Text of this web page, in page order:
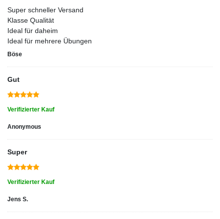
Super schneller Versand
Klasse Qualität
Ideal für daheim
Ideal für mehrere Übungen
Böse
Gut
Verifizierter Kauf
Anonymous
Super
Verifizierter Kauf
Jens S.